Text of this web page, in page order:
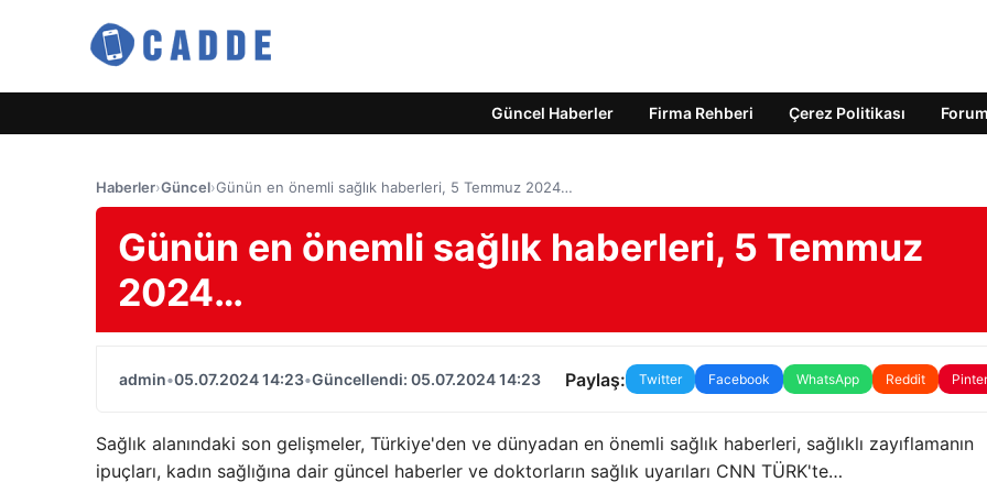
Güncel Haberler Firma Rehberi Çerez Politikası
Haberler›Güncel›Günün en önemli sağlık haberleri, 5 Temmuz 2024…
Günün en önemli sağlık haberleri, 5 Temmuz
2024…
admin•05.07.2024 14:23•Güncellendi: 05.07.2024 14:23 Paylaş: Twitter Facebook WhatsApp Reddit
Sağlık alanındaki son gelişmeler, Türkiye'den ve dünyadan en önemli sağlık haberleri, sağlıklı zayıflamanın
ipuçları, kadın sağlığına dair güncel haberler ve doktorların sağlık uyarıları CNN TÜRK'te…